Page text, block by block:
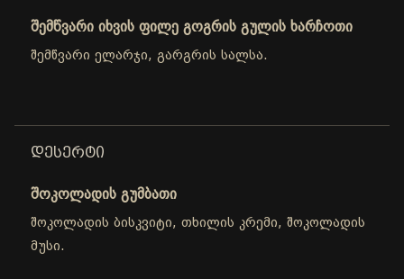
შემწვარი იხვის ფილე გოგრის გულის ხარჩოთი
შემწვარი ელარჯი, გარგრის სალსა.
ᲓᲔᲡᲔᲠᲢᲘ
შოკოლადის გუმბათი
შოკოლადის ბისკვიტი, თხილის კრემი, შოკოლადის
მუსი.